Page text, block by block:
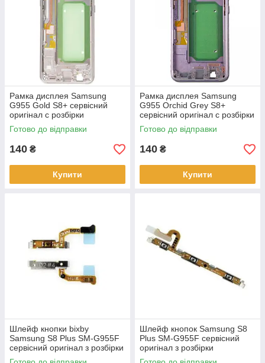
Рамка дисплея Samsung
G955 Gold S8+ сервісний
оригінал c розбірки
Готово до відправки
140 ₴
Купити
Рамка дисплея Samsung
G955 Orchid Grey S8+
сервісний оригінал c розбірки
Готово до відправки
140 ₴
Купити
Шлейф кнопки bixby
Samsung S8 Plus SM-G955F
сервісний оригінал з розбірки
Шлейф кнопок Samsung S8
Plus SM-G955F сервісний
оригінал з розбірки